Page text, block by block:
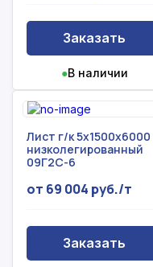
Заказать
●В наличии
Лист г/к 5х1500х6000
низколегированный
09Г2С-6
от 69 004 руб./т
Заказать